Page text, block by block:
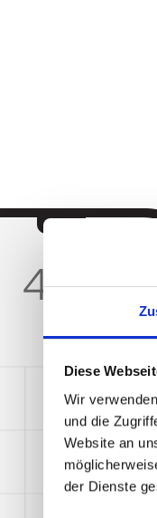
Diese
Wir
und die
Website an
der Dienste